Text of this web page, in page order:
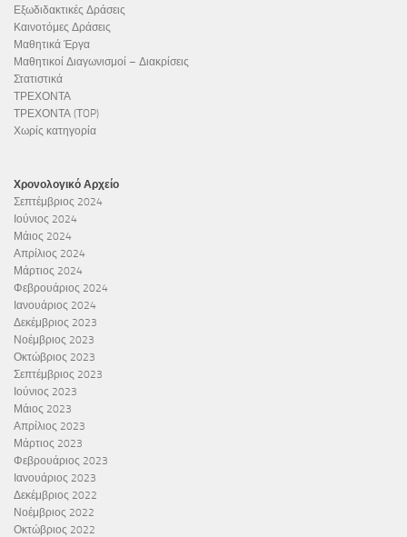
Εξωδιδακτικές Δράσεις
Καινοτόμες Δράσεις
Μαθητικά Έργα
Μαθητικοί Διαγωνισμοί – Διακρίσεις
Στατιστικά
ΤΡΕΧΟΝΤΑ
ΤΡΕΧΟΝΤΑ (ΤOP)
Χωρίς κατηγορία
Χρονολογικό Αρχείο
Σεπτέμβριος 2024
Ιούνιος 2024
Μάιος 2024
Απρίλιος 2024
Μάρτιος 2024
Φεβρουάριος 2024
Ιανουάριος 2024
Δεκέμβριος 2023
Νοέμβριος 2023
Οκτώβριος 2023
Σεπτέμβριος 2023
Ιούνιος 2023
Μάιος 2023
Απρίλιος 2023
Μάρτιος 2023
Φεβρουάριος 2023
Ιανουάριος 2023
Δεκέμβριος 2022
Νοέμβριος 2022
Οκτώβριος 2022